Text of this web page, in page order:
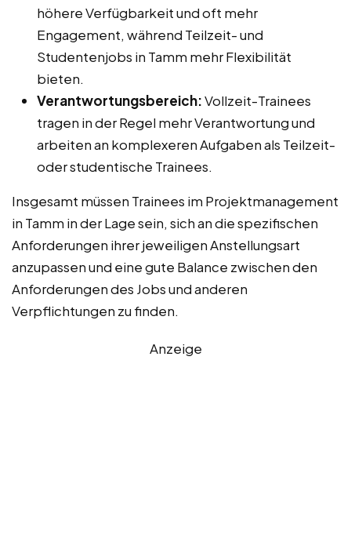
höhere Verfügbarkeit und oft mehr
Engagement, während Teilzeit- und
Studentenjobs in Tamm mehr Flexibilität
bieten.
Verantwortungsbereich:Vollzeit-Trainees
tragen in der Regel mehr Verantwortung und
arbeiten an komplexeren Aufgaben als Teilzeit-
oder studentische Trainees.
Insgesamt müssen Trainees im Projektmanagement
in Tamm in der Lage sein, sich an die spezifischen
Anforderungen ihrer jeweiligen Anstellungsart
anzupassen und eine gute Balance zwischen den
Anforderungen des Jobs und anderen
Verpflichtungen zu finden.
Anzeige